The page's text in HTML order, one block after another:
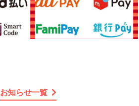
お知らせ一覧